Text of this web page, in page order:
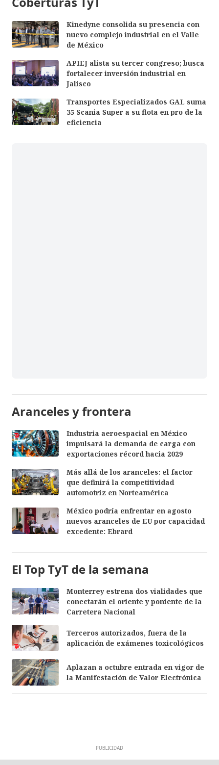
Kinedyne consolida su presencia con
nuevo complejo industrial en el Valle
de México
APIEJ alista su tercer congreso; busca
fortalecer inversión industrial en
Jalisco
Transportes Especializados GAL suma
35 Scania Super a su flota en pro de la
eficiencia
Aranceles y frontera
Industria aeroespacial en México
impulsará la demanda de carga con
exportaciones récord hacia 2029
Más allá de los aranceles: el factor
que definirá la competitividad
automotriz en Norteamérica
México podría enfrentar en agosto
nuevos aranceles de EU por capacidad
excedente: Ebrard
El Top TyT de la semana
Monterrey estrena dos vialidades que
conectarán el oriente y poniente de la
Carretera Nacional
Terceros autorizados, fuera de la
aplicación de exámenes toxicológicos
Aplazan a octubre entrada en vigor de
la Manifestación de Valor Electrónica
PUBLICIDAD